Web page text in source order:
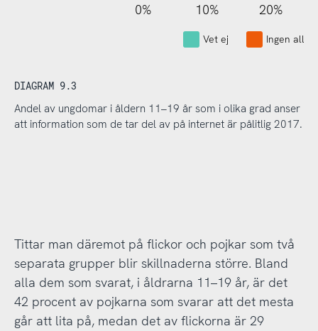
110% 20%
10%
0%
-10%
-20%
Vet ej Ingen alls
DIAGRAM 9.3
Andel av ungdomar i åldern 11–19 år som i olika grad anser
att information som de tar del av på internet är pålitlig 2017.
Tittar man däremot på flickor och pojkar som två
separata grupper blir skillnaderna större. Bland
alla dem som svarat, i åldrarna 11–19 år, är det
42 procent av pojkarna som svarar att det mesta
går att lita på, medan det av flickorna är 29